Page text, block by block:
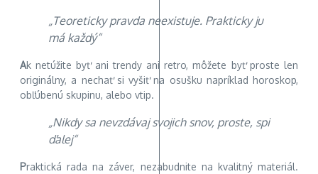
„Teoreticky pravda neexistuje. Prakticky ju
má každý“
Ak netúžite byť ani trendy ani retro, môžete byť proste len
originálny, a nechať si vyšiť na osušku napríklad horoskop,
obľúbenú skupinu, alebo vtip.
„Nikdy sa nevzdávaj svojich snov, proste, spi
ďalej“
Praktická rada na záver, nezabudnite na kvalitný materiál.